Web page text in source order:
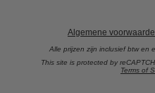
Algemene
Alle prijzen zijn inclusief btw en
This site is protected by
Terms of